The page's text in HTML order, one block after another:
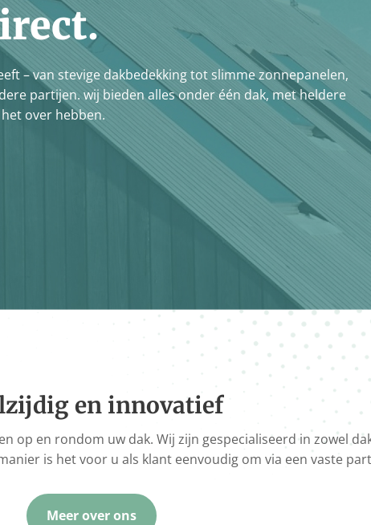
– van stevige dakbedekking tot slimme zonnepanelen,
partijen. wij bieden alles onder één dak, met heldere
over hebben.
en innovatief
op en rondom uw dak. Wij zijn gespecialiseerd in zowel
is het voor u als klant eenvoudig om via een vaste
Meer over ons